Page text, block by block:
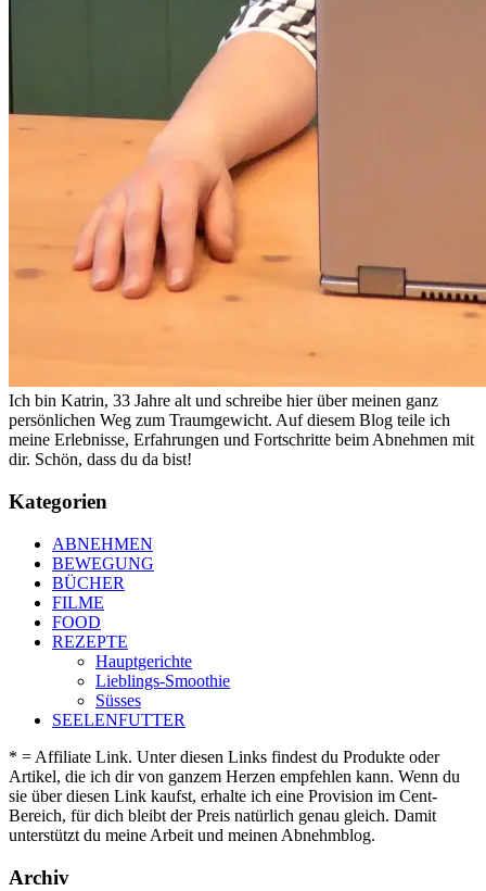
Ich bin Katrin, 33 Jahre alt und schreibe hier über meinen ganz
persönlichen Weg zum Traumgewicht. Auf diesem Blog teile ich
meine Erlebnisse, Erfahrungen und Fortschritte beim Abnehmen mit
dir. Schön, dass du da bist!
Kategorien
ABNEHMEN
BEWEGUNG
BÜCHER
FILME
FOOD
REZEPTE
Hauptgerichte
Lieblings-Smoothie
Süsses
SEELENFUTTER
* = Affiliate Link. Unter diesen Links findest du Produkte oder
Artikel, die ich dir von ganzem Herzen empfehlen kann. Wenn du
sie über diesen Link kaufst, erhalte ich eine Provision im Cent-
Bereich, für dich bleibt der Preis natürlich genau gleich. Damit
unterstützt du meine Arbeit und meinen Abnehmblog.
Archiv